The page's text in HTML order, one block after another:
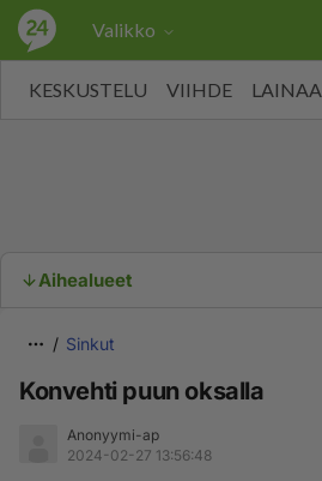
Valikko
KESKUSTELU VIIHDE LAINAA
Aihealueet
Sinkut
Konvehti puun oksalla
Anonyymi-ap
2024-02-27 13:56:48